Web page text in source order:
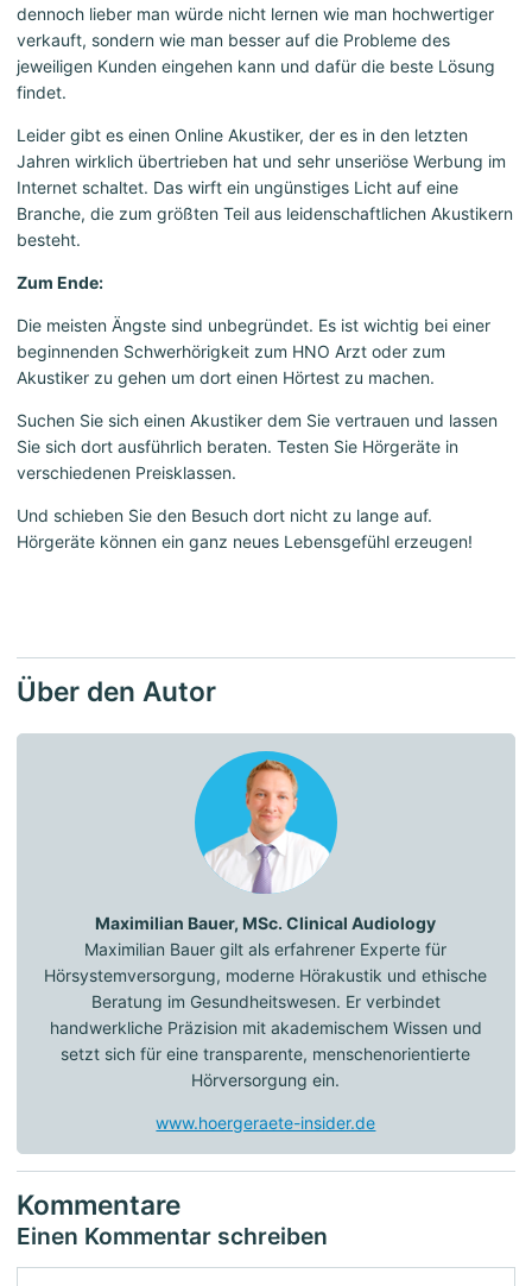
dennoch lieber man würde nicht lernen wie man hochwertiger
verkauft, sondern wie man besser auf die Probleme des
jeweiligen Kunden eingehen kann und dafür die beste Lösung
findet.
Leider gibt es einen Online Akustiker, der es in den letzten
Jahren wirklich übertrieben hat und sehr unseriöse Werbung im
Internet schaltet. Das wirft ein ungünstiges Licht auf eine
Branche, die zum größten Teil aus leidenschaftlichen Akustikern
besteht.
Zum Ende:
Die meisten Ängste sind unbegründet. Es ist wichtig bei einer
beginnenden Schwerhörigkeit zum HNO Arzt oder zum
Akustiker zu gehen um dort einen Hörtest zu machen.
Suchen Sie sich einen Akustiker dem Sie vertrauen und lassen
Sie sich dort ausführlich beraten. Testen Sie Hörgeräte in
verschiedenen Preisklassen.
Und schieben Sie den Besuch dort nicht zu lange auf.
Hörgeräte können ein ganz neues Lebensgefühl erzeugen!
Über den Autor
Maximilian Bauer, MSc. Clinical Audiology
Maximilian Bauer gilt als erfahrener Experte für
Hörsystemversorgung, moderne Hörakustik und ethische
Beratung im Gesundheitswesen. Er verbindet
handwerkliche Präzision mit akademischem Wissen und
setzt sich für eine transparente, menschenorientierte
Hörversorgung ein.
www.hoergeraete-insider.de
Kommentare
Einen Kommentar schreiben